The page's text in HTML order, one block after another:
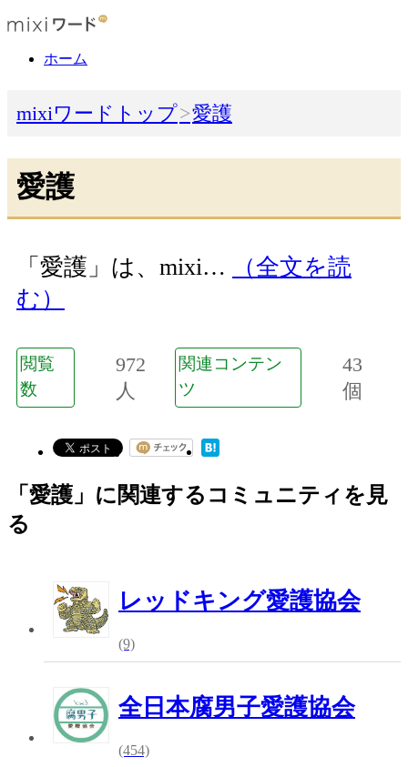
ホーム
mixiワードトップ 愛護
愛護
「愛護」は、mixi…
（全文を読
む）
閲覧
数
972
人
関連コンテン
ツ
43
個
「愛護」に関連するコミュニティを見
る
レッドキング愛護協会
(9)
全日本腐男子愛護協会
(454)